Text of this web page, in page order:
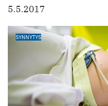
5.5.2017
SYNNYTYS